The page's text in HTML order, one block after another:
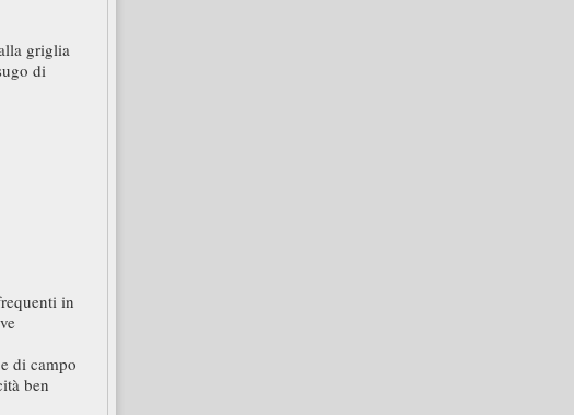
griglia
di
in
di campo
ben